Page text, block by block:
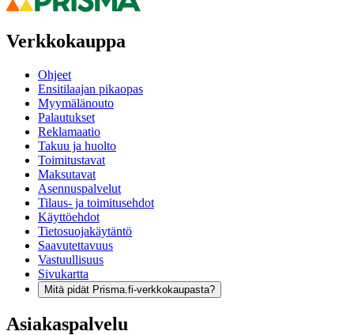
Verkkokauppa
Ohjeet
Ensitilaajan pikaopas
Myymälänouto
Palautukset
Reklamaatio
Takuu ja huolto
Toimitustavat
Maksutavat
Asennuspalvelut
Tilaus- ja toimitusehdot
Käyttöehdot
Tietosuojakäytäntö
Saavutettavuus
Vastuullisuus
Sivukartta
Mitä pidät Prisma.fi-verkkokaupasta?
Asiakaspalvelu